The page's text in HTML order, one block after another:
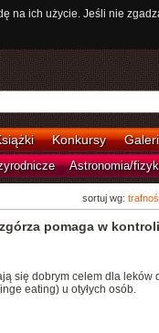
na ich użycie. Jeśli nie
Konkursy
Astronomia/
sortuj wg:
pomaga w kontroli
się dobrym celem dla leków
eating) u otyłych osób.